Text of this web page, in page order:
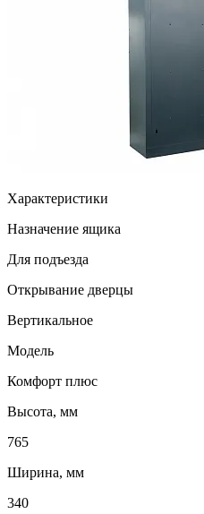
Характеристики
Назначение ящика
Для подъезда
Открывание дверцы
Вертикальное
Модель
Комфорт плюс
Высота, мм
765
Ширина, мм
340